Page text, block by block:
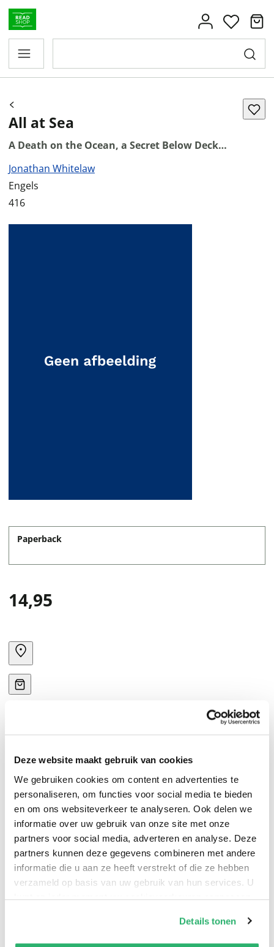
Deze website maakt gebruik van cookies
We gebruiken cookies om content en advertenties te
personaliseren, om functies voor social media te bieden
en om ons websiteverkeer te analyseren. Ook delen we
informatie over uw gebruik van onze site met onze
partners voor social media, adverteren en analyse. Deze
partners kunnen deze gegevens combineren met andere
informatie die u aan ze heeft verstrekt of die ze hebben
verzameld op basis van uw gebruik van hun services. U
kunt op ieder moment uw cookievoorkeuren aanpassen
We werken samen met13 derdendie uw gegevens
Details tonen
All at Sea
A Death on the Ocean, a Secret Below Deck…
Jonathan Whitelaw
Engels
416
Paperback
14,95